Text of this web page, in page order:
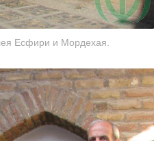
Есфири и Мордехая.